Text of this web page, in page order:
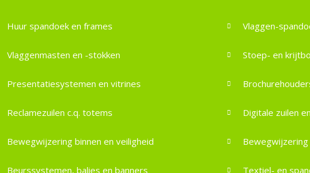
Huur spandoek en frames Vlaggen-
Vlaggenmasten en -stokken Stoep- en
Presentatiesystemen en vitrines
Reclamezuilen c.q. totems Digitale zuilen
Bewegwijzering binnen en veiligheid
Beurssystemen, balies en banners Textiel- en